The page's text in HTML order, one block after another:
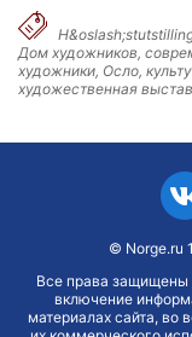
Дом художников,
художники, Осло,
художественная
© Norge.ru
Все права защищены
включение
материалах сайта,